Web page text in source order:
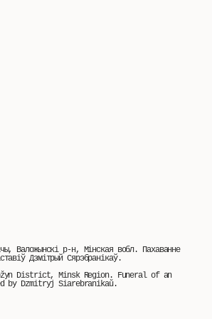
Валожынскі р-н, Мінская вобл. Пахаванне
Дзмітрый Сярэбранікаў.
District, Minsk Region. Funeral of an
by Dzmitryj Siarebranikaŭ.